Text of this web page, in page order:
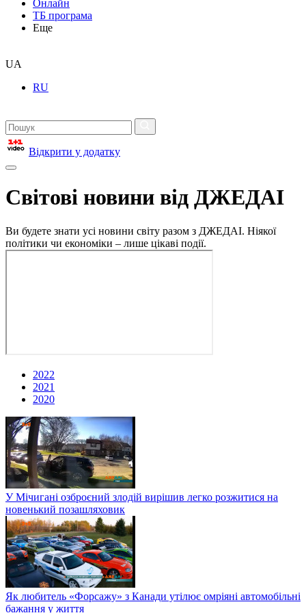
Онлайн
ТБ програма
Еще
UA
RU
Відкрити у додатку
Світові новини від ДЖЕДАІ
Ви будете знати усі новини світу разом з ДЖЕДАІ. Ніякої
політики чи економіки – лише цікаві події.
2022
2021
2020
У Мічигані озброєний злодій вирішив легко розжитися на
новенький позашляховик
Як любитель «Форсажу» з Канади утілює омріяні автомобільні
бажання у життя